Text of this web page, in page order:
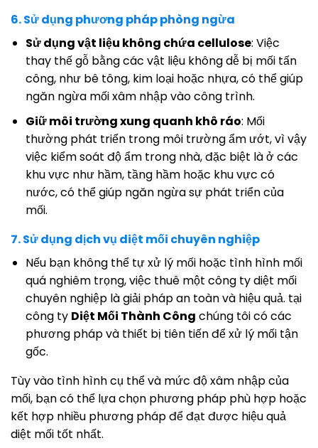
6. Sử dụng phương pháp phòng ngừa
Sử dụng vật liệu không chứa cellulose: Việc
thay thế gỗ bằng các vật liệu không dễ bị mối tấn
công, như bê tông, kim loại hoặc nhựa, có thể giúp
ngăn ngừa mối xâm nhập vào công trình.
Giữ môi trường xung quanh khô ráo: Mối
thường phát triển trong môi trường ẩm ướt, vì vậy
việc kiểm soát độ ẩm trong nhà, đặc biệt là ở các
khu vực như hầm, tầng hầm hoặc khu vực có
nước, có thể giúp ngăn ngừa sự phát triển của
mối.
7. Sử dụng dịch vụ diệt mối chuyên nghiệp
Nếu bạn không thể tự xử lý mối hoặc tình hình mối
quá nghiêm trọng, việc thuê một công ty diệt mối
chuyên nghiệp là giải pháp an toàn và hiệu quả. tại
công ty Diệt Mối Thành Công chúng tôi có các
phương pháp và thiết bị tiên tiến để xử lý mối tận
gốc.
Tùy vào tình hình cụ thể và mức độ xâm nhập của
mối, bạn có thể lựa chọn phương pháp phù hợp hoặc
kết hợp nhiều phương pháp để đạt được hiệu quả
diệt mối tốt nhất.